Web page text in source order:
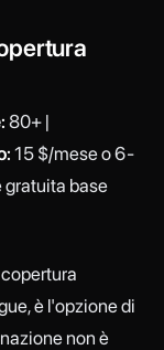
80+ |
15 $/mese o 6-
gratuita base
è l'opzione di
non è